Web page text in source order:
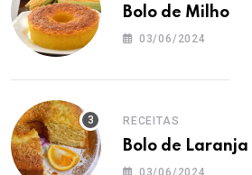
Bolo de Milho
03/06/2024
RECEITAS
Bolo de Laranja
03/06/2024